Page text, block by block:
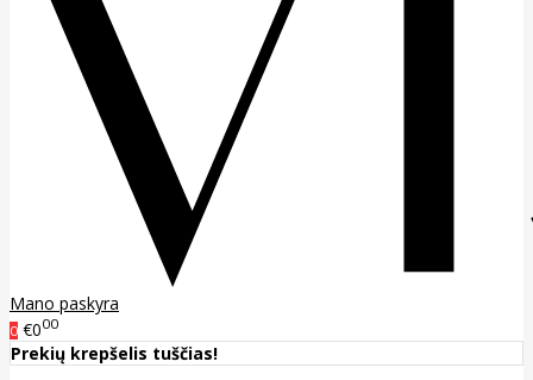
Mano paskyra
0 €000
Prekių krepšelis tuščias!